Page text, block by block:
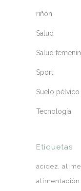
riñón
Salud
Salud
Sport
Suelo pélvico
Tecnología
Etiquetas
acidez